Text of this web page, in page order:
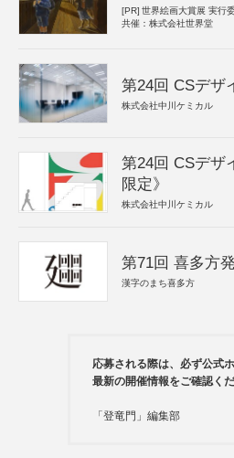
[PR] 世界絵画大賞展 実行
共催：株式会社世界堂
第24回 CSデザ
株式会社中川ケミカル
第24回 CSデザ
限定》
株式会社中川ケミカル
第71回 喜多方
漢字のまち喜多方
応募される際は、必ず公式
最新の開催情報をご確認くだ
「登竜門」編集部